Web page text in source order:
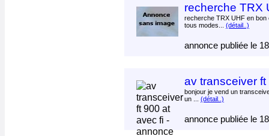
recherche TRX
recherche TRX UHF en bon
tous modes... (détail..)
annonce publiée le
av transceiver
bonjour je vend un
un ... (détail..)
annonce publiée le